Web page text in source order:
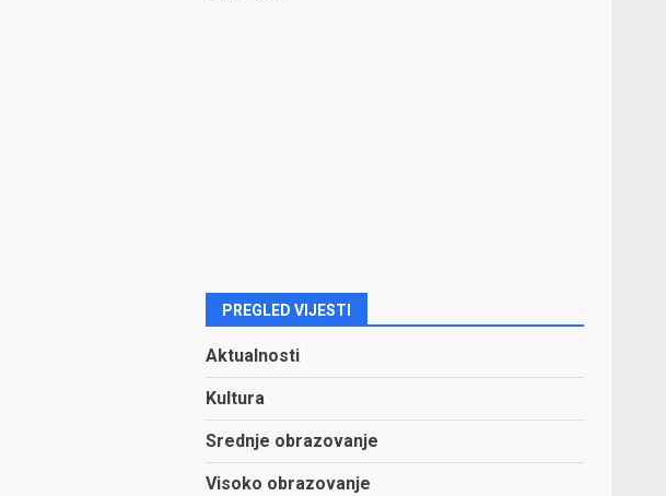
PREGLED VIJESTI
Aktualnosti
Kultura
Srednje obrazovanje
Visoko obrazovanje